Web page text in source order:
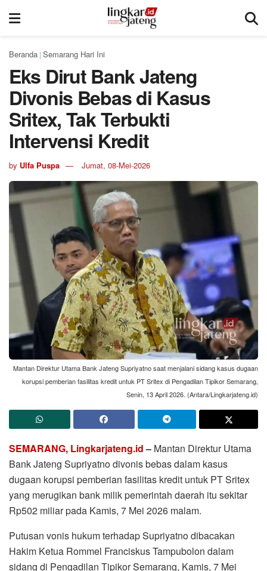
Beranda | Semarang Hari Ini
Eks Dirut Bank Jateng
Divonis Bebas di Kasus
Sritex, Tak Terbukti
Intervensi Kredit
by Ulfa Puspa Jumat, 08-Mei-2026
Mantan Direktur Utama Bank Jateng Supriyatno saat menjalani sidang kasus dugaan
korupsi pemberian fasilitas kredit untuk PT Sritex di Pengadilan Tipikor Semarang,
Senin, 13 April 2026. (Antara/Lingkarjateng.id)
SEMARANG, Lingkarjateng.id– Mantan Direktur Utama
Bank Jateng Supriyatno divonis bebas dalam kasus
dugaan korupsi pemberian fasilitas kredit untuk PT Sritex
yang merugikan bank milik pemerintah daerah itu sekitar
Rp502 miliar pada Kamis, 7 Mei 2026 malam.
Putusan vonis hukum terhadap Supriyatno dibacakan
Hakim Ketua Rommel Franciskus Tampubolon dalam
sidang di Pengadilan Tipikor Semarang, Kamis, 7 Mei